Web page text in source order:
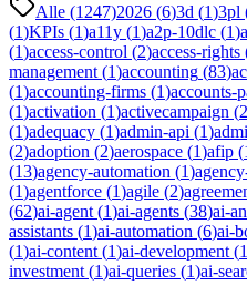
Alle (1247)2026 (6)3d (1)3pl
(1)KPIs (1)a11y (1)a2p-10dlc (1)
(1)access-control (2)access-rights
management (1)accounting (83)
(1)accounting-firms (1)accounts-
(1)activation (1)activecampaign (2
(1)adequacy (1)admin-api (1)
(2)adoption (2)aerospace (1)afip (
(13)agency-automation (1)
(1)agentforce (1)agile (2)
(62)ai-agent (1)ai-agents (38)ai-
assistants (1)ai-automation (6)ai-
(1)ai-content (1)ai-development (1
investment (1)ai-queries (1)ai-